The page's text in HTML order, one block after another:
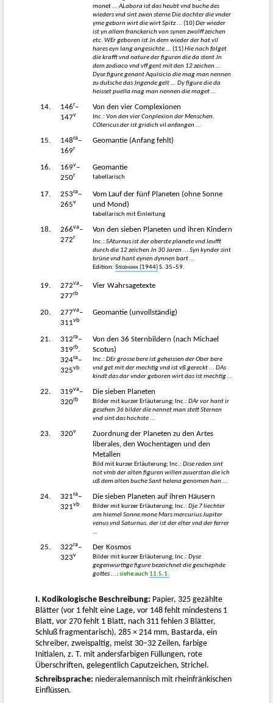
monet ... ALabora ist das heubt vnd buche des
wieders vnd sint zwen sterne Die dochter die vnder
yme geborn wirt die wirt Spitz ... (10)Der wieder
ist yn allem franckerich von synen zwolff zeichen
etc. WEr geboren ist Jn dem wieder der hat vil
hares eyn lang angesichte ... (11)Hie nach folget
die krafft vnd nature der figuren die da stent Jn
dem zodiaco vnd vff gent mit den 12 zeichen ...
Dyse figure genant Aquisicio die mag man nennen
zu dutsche das Jngende gelt ... Dy figure die da
heisset puella mag man nennen die maget ...
14. 146r–
147v
Von den vier Complexionen
Inc.: Von den vier Conplexion der Menschen.
COlericus der ist gridich vil anfangen ...
15. 148ra–
169r
Geomantie (Anfang fehlt)
16. 169v–
250r
Geomantie
tabellarisch
17. 253ra–
265v
Vom Lauf der fünf Planeten (ohne Sonne
und Mond)
tabellarisch mit Einleitung
18. 266va–
272r
Von den sieben Planeten und ihren Kindern
Inc.: SAturnus ist der oberste planete vnd leufft
durch die 12 zeichen Jn 30 Jaren ... Syn kynder sint
brüne vnd hant eynen dynnen bart ...
Edition: Stegemann (1944)S. 35–59.
19. 272va–
277rb
Vier Wahrsagetexte
20. 277va–
311vb
Geomantie (unvollständig)
21. 312ra–
319rb.
324ra–
325vb
Von den 36 Sternbildern (nach Michael
Scotus)
Inc.: DEr grosse bere ist geheissen der Ober bere
vnd get mit der mechtig vnd ist vß gereckt ... DAs
kindt das dar vnder geboren wirt das ist mechtig ...
22. 319va–
320rb
Die sieben Planeten
Bilder mit kurzer Erläuterung; Inc.: DAr vor hant ir
gesehen 36 bilder die nennet man stett Sternen
vnd sint das hochste ...
23. 320v
Zuordnung der Planeten zu den Artes
liberales, den Wochentagen und den
Metallen
Bild mit kurzer Erläuterung; Inc.: Dise reden sint
not vmb der alten figuren willen zuuerstan die ich
uß dem alten buche Sant helena genomen han ...
24. 321ra–
321vb
Die sieben Planeten auf ihren Häusern
Bilder mit kurzer Erläuterung; Inc.: Dje 7 liechter
am hiemel Sonne mone Mars mercurius Jupiter
venus vnd Saturnus. der ist der elter vnd der ferrer
...
25. 322ra–
323v
Der Kosmos
Bilder mit kurzer Erläuterung; Inc.: Dyse
gegenwurttige figure bezeichnet die geschephde
gottes ...; siehe auch 11.5.1.
I. Kodikologische Beschreibung: Papier, 325 gezählte
Blätter (vor 1 fehlt eine Lage, vor 148 fehlt mindestens 1
Blatt, vor 270 fehlt 1 Blatt, nach 311 fehlen 3 Blätter,
Schluß fragmentarisch), 285 × 214 mm, Bastarda, ein
Schreiber, zweispaltig, meist 30–32 Zeilen, farbige
Initialen, z. T. mit andersfarbigen Füllungen, rote
Überschriften, gelegentlich Caputzeichen, Strichel.
Schreibsprache: niederalemannisch mit rheinfränkischen
Einflüssen.